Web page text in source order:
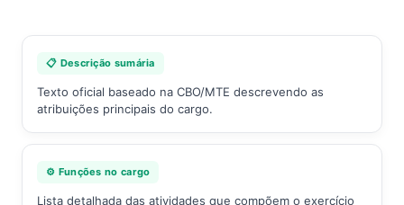
📋 Descrição sumária
Texto oficial baseado na CBO/MTE descrevendo as
atribuições principais do cargo.
⚙️ Funções no cargo
Lista detalhada das atividades que compõem o exercício